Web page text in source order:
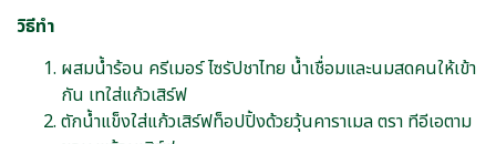
วิธีทำ
ผสมน้ำร้อน ครีเมอร์ ไซรัปชาไทย น้ำเชื่อมและนมสดคนให้เข้า
กัน เทใส่แก้วเสิร์ฟ
ตักน้ำแข็งใส่แก้วเสิร์ฟท็อปปิ้งด้วยวุ้นคาราเมล ตรา ทีอีเอตาม